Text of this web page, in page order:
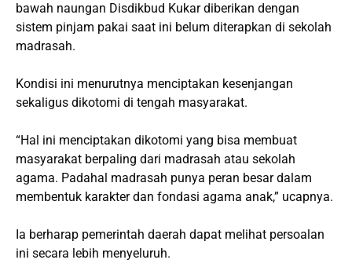
bawah naungan Disdikbud Kukar diberikan dengan
sistem pinjam pakai saat ini belum diterapkan di sekolah
madrasah.
Kondisi ini menurutnya menciptakan kesenjangan
sekaligus dikotomi di tengah masyarakat.
“Hal ini menciptakan dikotomi yang bisa membuat
masyarakat berpaling dari madrasah atau sekolah
agama. Padahal madrasah punya peran besar dalam
membentuk karakter dan fondasi agama anak,” ucapnya.
Ia berharap pemerintah daerah dapat melihat persoalan
ini secara lebih menyeluruh.